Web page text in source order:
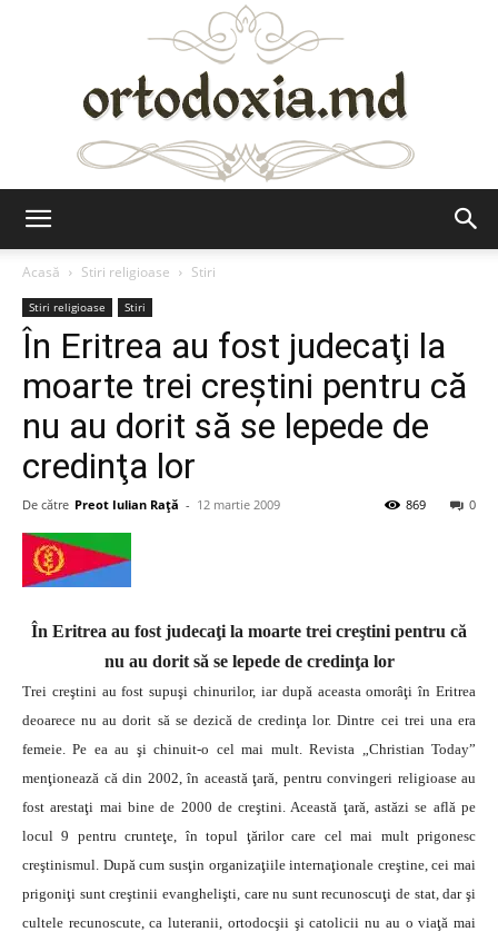
Acasă
Stiri religioase Stiri
Stiri religioase Stiri
În Eritrea au fost judecaţi la
moarte trei creştini pentru că
nu au dorit să se lepede de
credinţa lor
De către Preot Iulian Raţă - 12 martie 2009 0
869
În Eritrea au fost judecaţi la moarte trei creştini pentru că
nu au dorit să se lepede de credinţa lor
Trei creştini au fost supuşi chinurilor, iar după aceasta omorâţi în Eritrea
deoarece nu au dorit să se dezică de credinţa lor. Dintre cei trei una era
femeie. Pe ea au şi chinuit-o cel mai mult. Revista „Christian Today”
menţionează că din 2002, în această ţară, pentru convingeri religioase au
fost arestaţi mai bine de 2000 de creştini.Această ţară, astăzi se află pe
locul 9 pentru crunteţe, în topul ţărilor care cel mai mult prigonesc
creştinismul. După cum susţin organizaţiile internaţionale creştine, cei mai
prigoniţi sunt creştinii evanghelişti, care nu sunt recunoscuţi de stat, dar şi
cultele recunoscute, ca luteranii, ortodocşii şi catolicii nu au o viaţă mai